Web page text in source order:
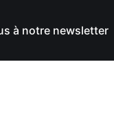
à notre newsletter